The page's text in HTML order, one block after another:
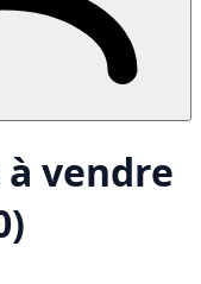
vendre